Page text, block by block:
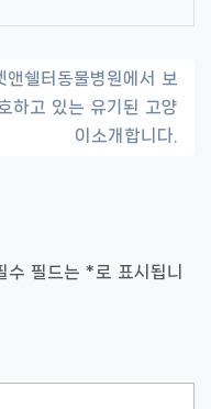
앤쉘터동물병원에서 보
호하고 있는 유기된 고양
이소개합니다.
수 필드는 * 로 표시됩니